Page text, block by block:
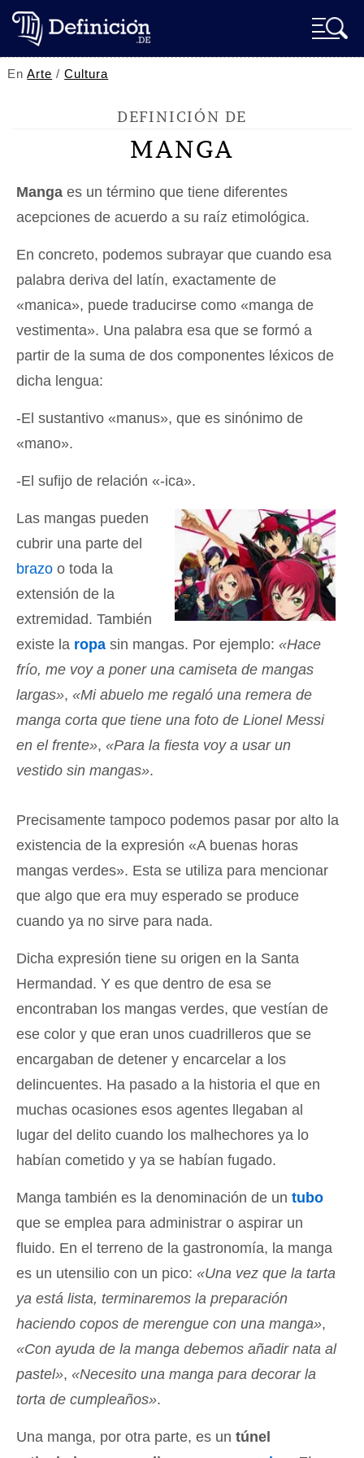
EnArte /Cultura
DEFINICIÓN DE
MANGA
Manga es un término que tiene diferentes
acepciones de acuerdo a su raíz etimológica.
En concreto, podemos subrayar que cuando esa
palabra deriva del latín, exactamente de
«manica», puede traducirse como «manga de
vestimenta». Una palabra esa que se formó a
partir de la suma de dos componentes léxicos de
dicha lengua:
-El sustantivo «manus», que es sinónimo de
«mano».
-El sufijo de relación «-ica».
Las mangas pueden
cubrir una parte del
brazo o toda la
extensión de la
extremidad. También
existe la ropa sin mangas. Por ejemplo: «Hace
frío, me voy a poner una camiseta de mangas
largas», «Mi abuelo me regaló una remera de
manga corta que tiene una foto de Lionel Messi
en el frente», «Para la fiesta voy a usar un
vestido sin mangas».
Precisamente tampoco podemos pasar por alto la
existencia de la expresión «A buenas horas
mangas verdes». Esta se utiliza para mencionar
que algo que era muy esperado se produce
cuando ya no sirve para nada.
Dicha expresión tiene su origen en la Santa
Hermandad. Y es que dentro de esa se
encontraban los mangas verdes, que vestían de
ese color y que eran unos cuadrilleros que se
encargaban de detener y encarcelar a los
delincuentes. Ha pasado a la historia el que en
muchas ocasiones esos agentes llegaban al
lugar del delito cuando los malhechores ya lo
habían cometido y ya se habían fugado.
Manga también es la denominación de un tubo
que se emplea para administrar o aspirar un
fluido. En el terreno de la gastronomía, la manga
es un utensilio con un pico: «Una vez que la tarta
ya está lista, terminaremos la preparación
haciendo copos de merengue con una manga»,
«Con ayuda de la manga debemos añadir nata al
pastel», «Necesito una manga para decorar la
torta de cumpleaños».
Una manga, por otra parte, es un túnel